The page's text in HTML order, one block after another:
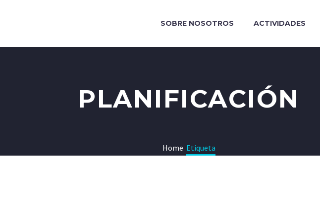
SOBRE NOSOTROS ACTIVIDADES
PLANIFICACIÓN
Home Etiqueta